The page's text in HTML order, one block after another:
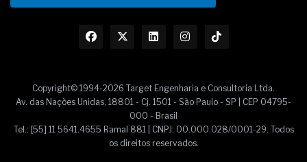
Copyright© 1994-2026 Target Engenharia e Consultoria Ltda.
Av. das Nações Unidas, 18801 - Cj. 1501 - São Paulo - SP | CEP 04795-
000 - Brasil
Tel.: [55] 11 5641.4655 Ramal 881 | CNPJ: 00.000.028/0001-29. Todos
os direitos reservados.